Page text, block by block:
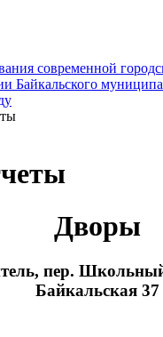
Дворы
пер.
Байкальская 37
современной
Байкальского